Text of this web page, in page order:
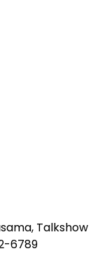
Talkshow
6789